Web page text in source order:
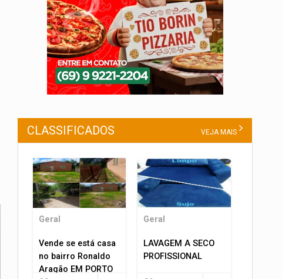
CLASSIFICADOS VEJA MAIS
Geral
Vende se está casa
no bairro Ronaldo
Aragão EM PORTO
Geral
LAVAGEM A SECO
PROFISSIONAL